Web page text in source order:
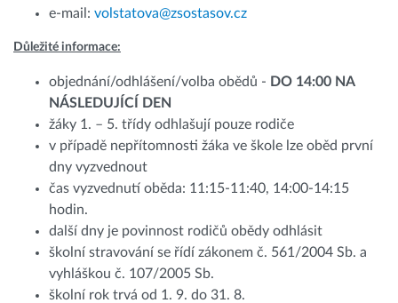
e-mail: volstatova@zsostasov.cz
Důležité informace:
objednání/odhlášení/volba obědů - DO 14:00 NA
NÁSLEDUJÍCÍ DEN
žáky 1. – 5. třídy odhlašují pouze rodiče
v případě nepřítomnosti žáka ve škole lze oběd první
dny vyzvednout
čas vyzvednutí oběda: 11:15-11:40, 14:00-14:15
hodin.
další dny je povinnost rodičů obědy odhlásit
školní stravování se řídí zákonem č. 561/2004 Sb. a
vyhláškou č. 107/2005 Sb.
školní rok trvá od 1. 9. do 31. 8.